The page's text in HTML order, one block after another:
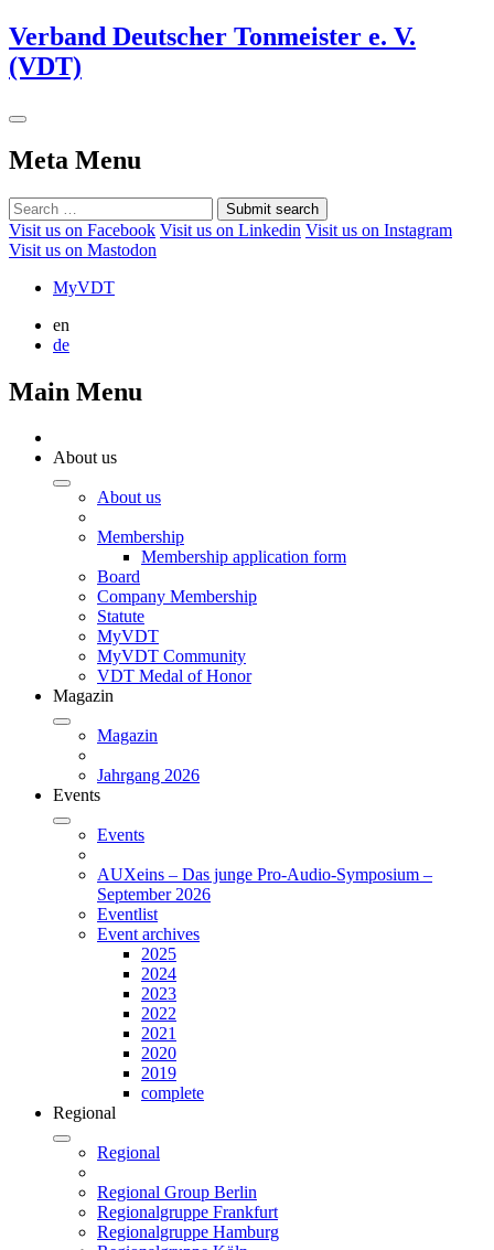
Verband Deutscher Tonmeister e. V.
(VDT)
Meta Menu
Submit search
Visit us on Facebook Visit us on Linkedin Visit us on Instagram
Visit us on Mastodon
MyVDT
en
de
Main Menu
About us
About us
Membership
Membership application form
Board
Company Membership
Statute
MyVDT
MyVDT Community
VDT Medal of Honor
Magazin
Magazin
Jahrgang 2026
Events
Events
AUXeins – Das junge Pro-Audio-Symposium –
September 2026
Eventlist
Event archives
2025
2024
2023
2022
2021
2020
2019
complete
Regional
Regional
Regional Group Berlin
Regionalgruppe Frankfurt
Regionalgruppe Hamburg